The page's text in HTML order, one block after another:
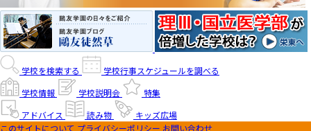
学校を検索する
学校行事スケジュールを調べる
学校情報
学校説明会
特集
アドバイス
読み物
キッズ広場
このサイトについて プライバシーポリシー お問い合わせ